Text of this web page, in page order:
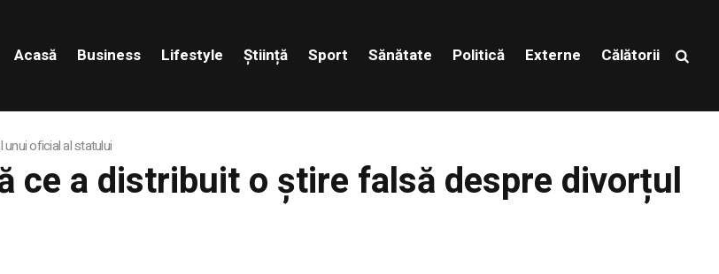
Acasă Business Lifestyle Știință Sport Sănătate Politică Externe Călătorii
oficial al statului
ce a distribuit o știre falsă despre divorțul